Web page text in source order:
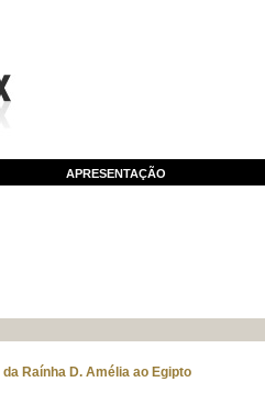
APRESENTAÇÃO
Raínha D. Amélia ao Egipto